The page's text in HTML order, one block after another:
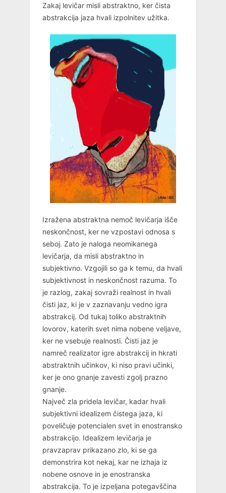
Zakaj levičar misli abstraktno, ker čista
abstrakcija jaza hvali izpolnitev užitka.
Izražena abstraktna nemoč levičarja išče
neskončnost, ker ne vzpostavi odnosa s
seboj. Zato je naloga neomikanega
levičarja, da misli abstraktno in
subjektivno. Vzgojili so ga k temu, da hvali
subjektivnost in neskončnost razuma. To
je razlog, zakaj sovraži realnost in hvali
čisti jaz, ki je v zaznavanju vedno igra
abstrakcij. Od tukaj toliko abstraktnih
lovorov, katerih svet nima nobene veljave,
ker ne vsebuje realnosti. Čisti jaz je
namreč realizator igre abstrakcij in hkrati
abstraktnih učinkov, ki niso pravi učinki,
ker je ono gnanje zavesti zgolj prazno
gnanje.
Največ zla pridela levičar, kadar hvali
subjektivni idealizem čistega jaza, ki
poveličuje potencialen svet in enostransko
abstrakcijo. Idealizem levičarja je
pravzaprav prikazano zlo, ki se ga
demonstrira kot nekaj, kar ne izhaja iz
nobene osnove in je enostranska
abstrakcija. To je izpeljana potegavščina